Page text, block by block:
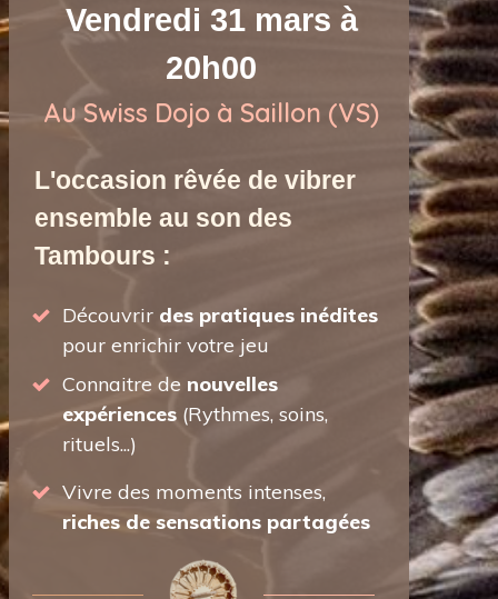
Vendredi 31 mars à
20h00
Au Swiss Dojo à Saillon (VS)
L'occasion rêvée de vibrer
ensemble au son des
Tambours :
Découvrir des pratiques inédites
pour enrichir votre jeu
Connaitre de nouvelles
expériences (Rythmes, soins,
rituels...)
Vivre des moments intenses,
riches de sensations partagées